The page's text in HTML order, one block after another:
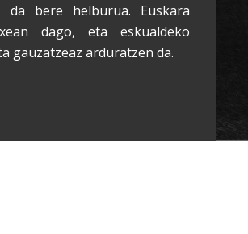
da bere helburua. Euskara
dago, eta eskualdeko
gauzatzeaz arduratzen da.